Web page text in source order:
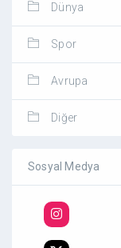
Dünya
Spor
Avrupa
Diğer
Sosyal Medya